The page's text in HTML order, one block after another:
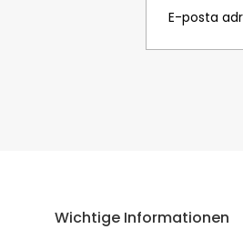
Wichtige Informationen